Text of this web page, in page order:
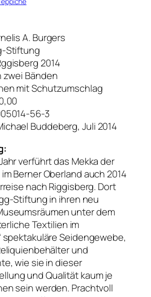
A. Burgers
Stiftung
2014
zwei Bänden
mit Schutzumschlag
56-3
Buddeberg, Juli 2014
verführt das Mekka der
Berner Oberland auch 2014
nach Riggisberg. Dort
Stiftung in ihren neu
unter dem
Textilien im
spektakuläre Seidengewebe,
und
wie sie in dieser
und Qualität kaum je
sein werden. Prachtvoll